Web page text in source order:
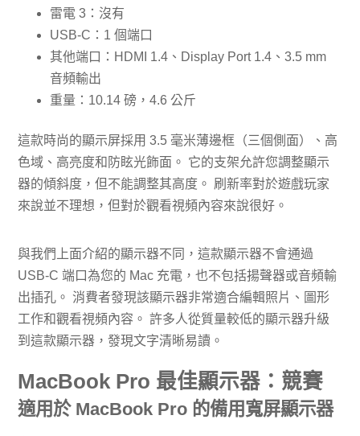
雷電 3：沒有
USB-C：1 個端口
其他端口：HDMI 1.4、Display Port 1.4、3.5 mm
音頻輸出
重量：10.14 磅，4.6 公斤
這款時尚的顯示屏採用 3.5 毫米薄邊框（三個側面）、高
色域、高亮度和防眩光飾面。 它的支架允許您調整顯示
器的傾斜度，但不能調整其高度。 刷新率對於遊戲玩家
來說並不理想，但對於觀看視頻內容來說很好。
與我們上面介紹的顯示器不同，這款顯示器不會通過
USB-C 端口為您的 Mac 充電，也不包括揚聲器或音頻輸
出插孔。 消費者發現該顯示器非常適合編輯照片、圖形
工作和觀看視頻內容。 許多人從質量較低的顯示器升級
到這款顯示器，發現文字清晰易讀。
MacBook Pro 最佳顯示器：競賽
適用於 MacBook Pro 的備用寬屏顯示器